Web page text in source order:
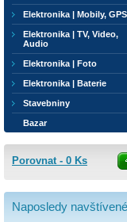
Elektronika | Mobily, GPS
Elektronika | TV, Video,
Audio
Elektronika | Foto
Elektronika | Baterie
Stavebniny
Bazar
Porovnat - 0 Ks
Naposledy navštívené